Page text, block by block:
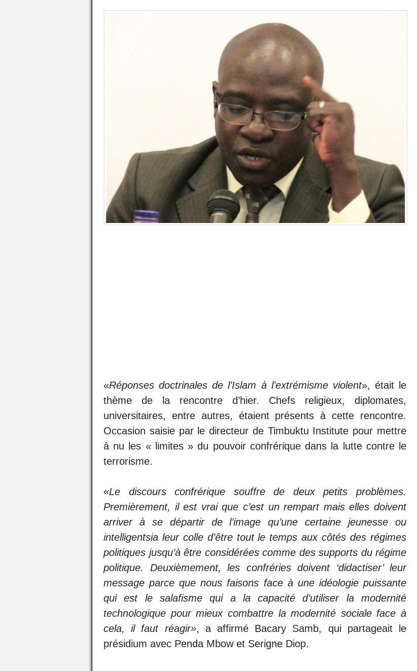
«Réponses doctrinales de l’Islam à l’extrémisme violent», était le
thème de la rencontre d’hier. Chefs religieux, diplomates,
universitaires, entre autres, étaient présents à cette rencontre.
Occasion saisie par le directeur de Timbuktu Institute pour mettre
à nu les « limites » du pouvoir confrérique dans la lutte contre le
terrorisme.
«Le discours confrérique souffre de deux petits problèmes.
Premièrement, il est vrai que c’est un rempart mais elles doivent
arriver à se départir de l’image qu’une certaine jeunesse ou
intelligentsia leur colle d’être tout le temps aux côtés des régimes
politiques jusqu’à être considérées comme des supports du régime
politique. Deuxièmement, les confréries doivent ‘didactiser’ leur
message parce que nous faisons face à une idéologie puissante
qui est le salafisme qui a la capacité d’utiliser la modernité
technologique pour mieux combattre la modernité sociale face à
cela, il faut réagir», a affirmé Bacary Samb, qui partageait le
présidium avec Penda Mbow et Serigne Diop.